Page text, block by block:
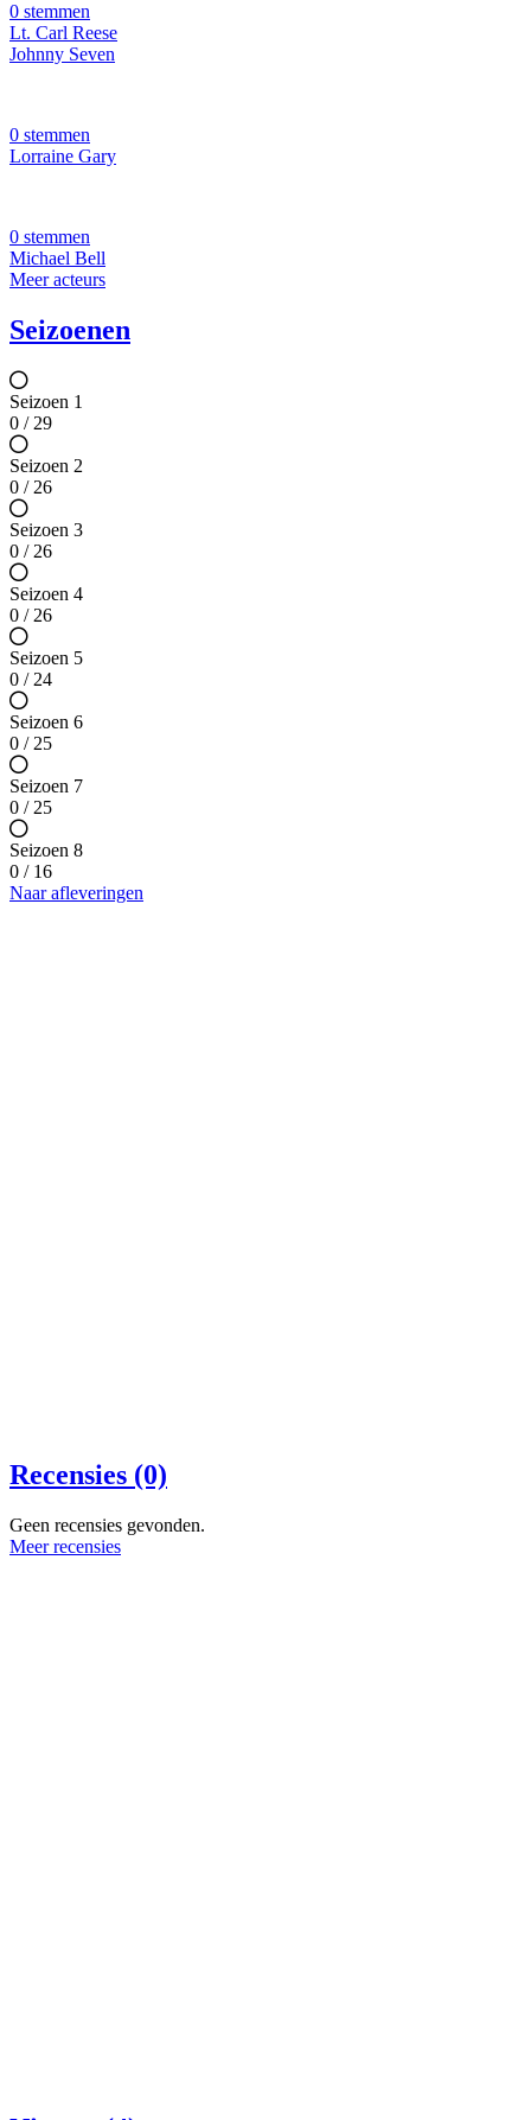
0 stemmen
Lt. Carl Reese
Johnny Seven
0 stemmen
Lorraine Gary
0 stemmen
Michael Bell
Meer acteurs
Seizoenen
Seizoen 1
0 / 29
Seizoen 2
0 / 26
Seizoen 3
0 / 26
Seizoen 4
0 / 26
Seizoen 5
0 / 24
Seizoen 6
0 / 25
Seizoen 7
0 / 25
Seizoen 8
0 / 16
Naar afleveringen
Recensies (0)
Geen recensies gevonden.
Meer recensies